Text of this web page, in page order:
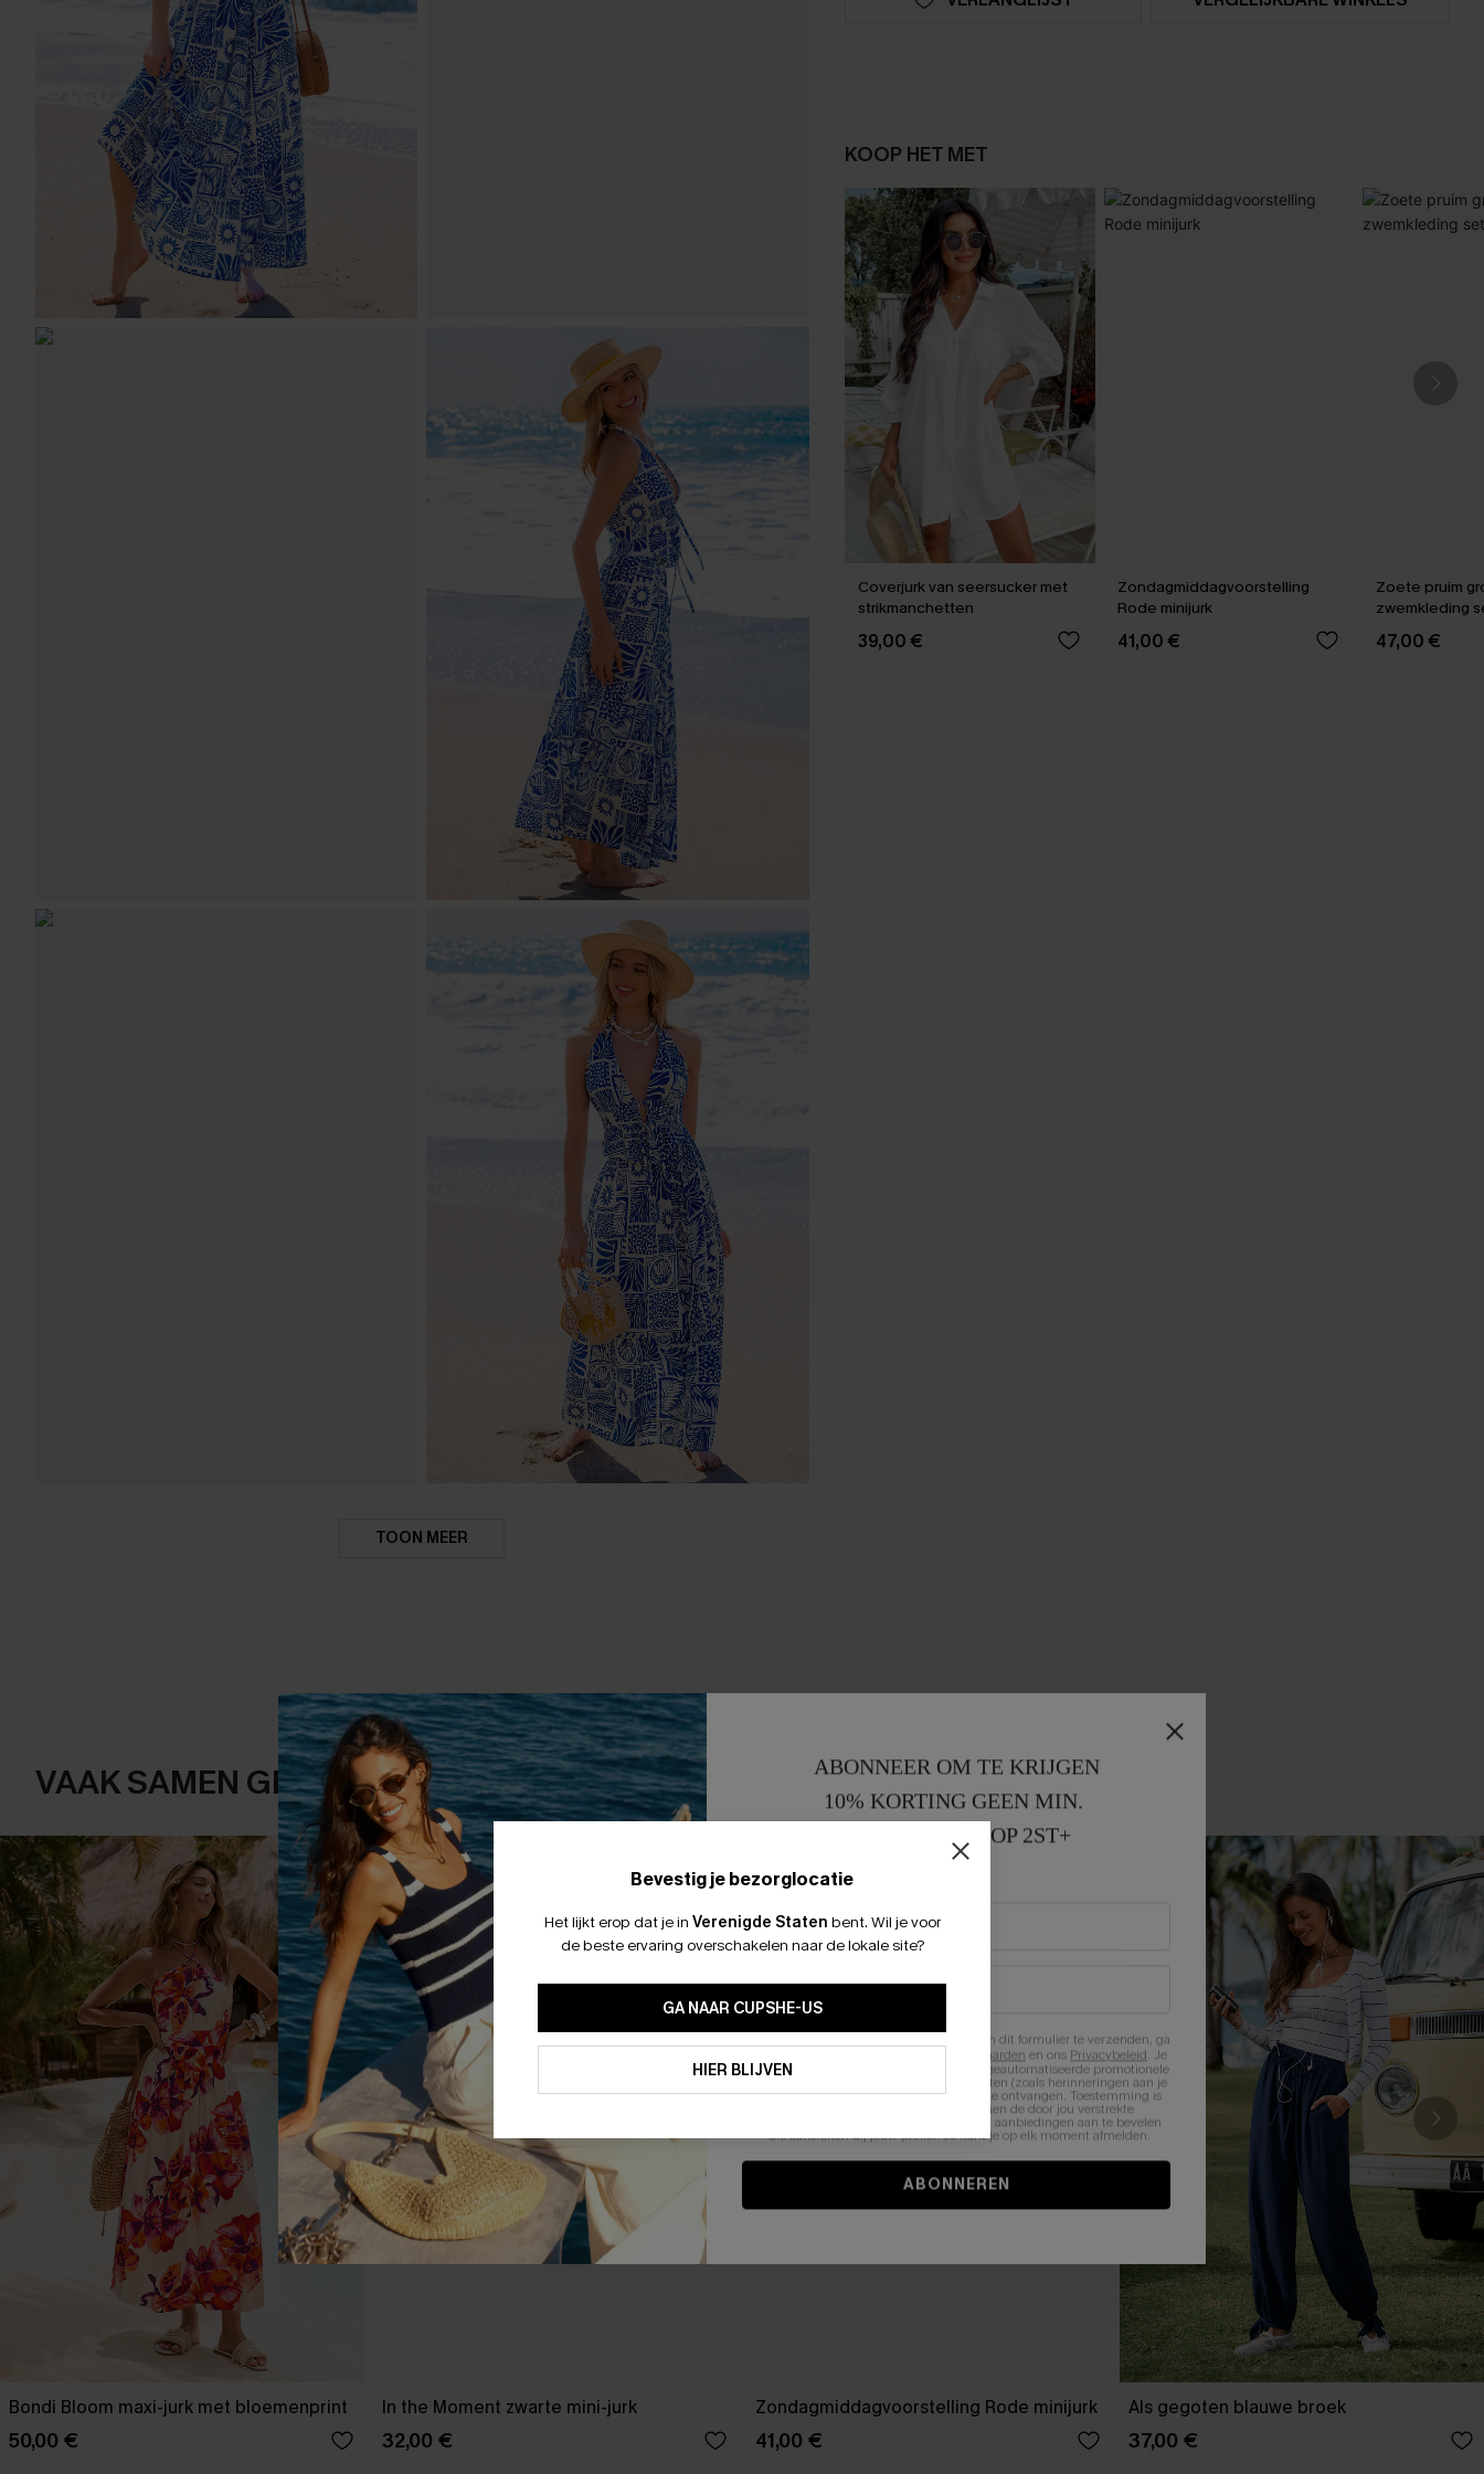
TOON MEER
KOOP HET MET
Coverjurk van seersucker met
strikmanchetten
39,00 €
Zondagmiddagvoorstelling
Rode minijurk
41,00 €
Zoete pruim
zwemkleding
47,00 €
VAAK SAMEN GEKOCHT
Bondi Bloom maxi-jurk met bloemenprint
50,00 €
In the Moment zwarte mini-jurk
32,00 €
Zondagmiddagvoorstelling Rode minijurk
41,00 €
Als gegoten blauwe broek
37,00 €
Bevestig je bezorglocatie
Het lijkt erop dat je in Verenigde Staten bent. Wil je voor
de beste ervaring overschakelen naar de lokale site?
GA NAAR CUPSHE-US
HIER BLIJVEN
ABONNEER OM TE KRIJGEN
10% KORTING GEEN MIN.
15% KORTING OP 2ST+
Door je contactgegevens in te vullen en dit formulier te verzenden, ga
Algemene Voorwaarden en ons Privacybeleid. Je
stemt er tevens mee in om herhaalde geautomatiseerde promotionele
en gepersonaliseerde marketingberichten (zoals herinneringen aan je
winkelwagen) en e-mails van Cupshe te ontvangen. Toestemming is
niet vereist voor een aankoop. We kunnen de door jou verstrekte
informatie gebruiken om producten en aanbiedingen aan te bevelen
die aansluiten bij jouw profiel. Je kunt je op elk moment afmelden.
ABONNEREN